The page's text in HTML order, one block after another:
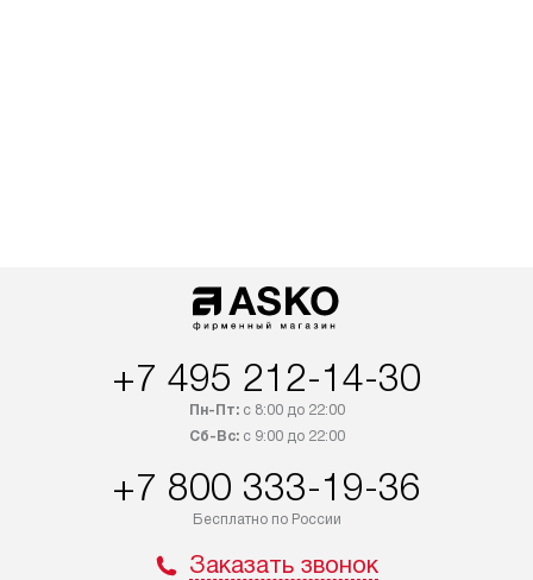
+7 495 212-14-30
Пн-Пт:с 8:00 до 22:00
Сб-Вс:с 9:00 до 22:00
+7 800 333-19-36
Бесплатно по России
Заказать звонок